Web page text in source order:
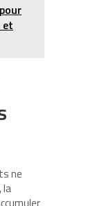
et
ne
la